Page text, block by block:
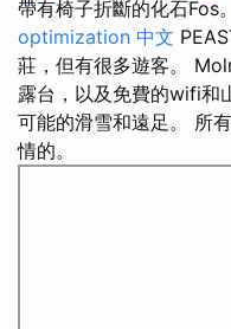
帶有椅子折斷的化石Fos。
optimization 中文
莊，但有很多遊客。
露台，以及免費的wifi和
可能的滑雪和遠足。 所
情的。